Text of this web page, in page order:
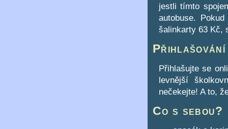
jestli tímto
autobuse.
šalinkarty 63 Kč,
Přihlašování
Přihlašujte se
levnější
nečekejte! A to,
Co s sebou?